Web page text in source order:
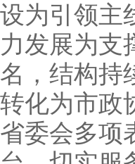
设为引领主
力发展为支
名，结构持
转化为市政
省委会多项